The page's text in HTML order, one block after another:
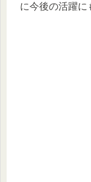
に今後の活躍に